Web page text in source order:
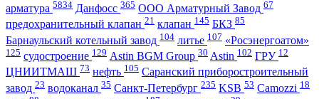
арматура 5834 Данфосс 365 ООО Арматурный Завод 67
предохранительный клапан 21 клапан 145 БКЗ 85
Барнаульский котельный завод 104 литье 107 «Росэнергоатом»
125 судостроение 129 Astin BGM Group 30 Astin 102 ГРУ 12
ЦНИИТМАШ 73 нефть 105 Саранский приборостроительный
завод 23 водоканал 35 Санкт-Петербург 235 KSB 53 Camozzi 18